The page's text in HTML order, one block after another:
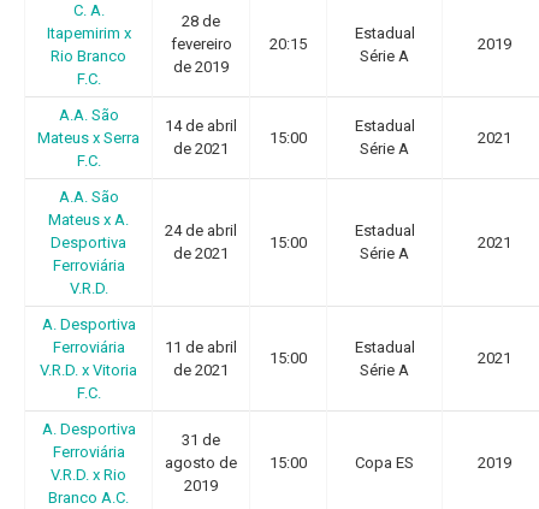
C. A.
Itapemirim x
Rio Branco
F.C.
28 de
fevereiro
de 2019
20:15
Estadual
Série A
2019
A.A. São
Mateus x Serra
F.C.
14 de abril
de 2021
15:00
Estadual
Série A
2021
A.A. São
Mateus x A.
Desportiva
Ferroviária
V.R.D.
24 de abril
de 2021
15:00
Estadual
Série A
2021
A. Desportiva
Ferroviária
V.R.D. x Vitoria
F.C.
11 de abril
de 2021
15:00
Estadual
Série A
2021
A. Desportiva
Ferroviária
V.R.D. x Rio
Branco A.C.
31 de
agosto de
2019
15:00 Copa ES 2019